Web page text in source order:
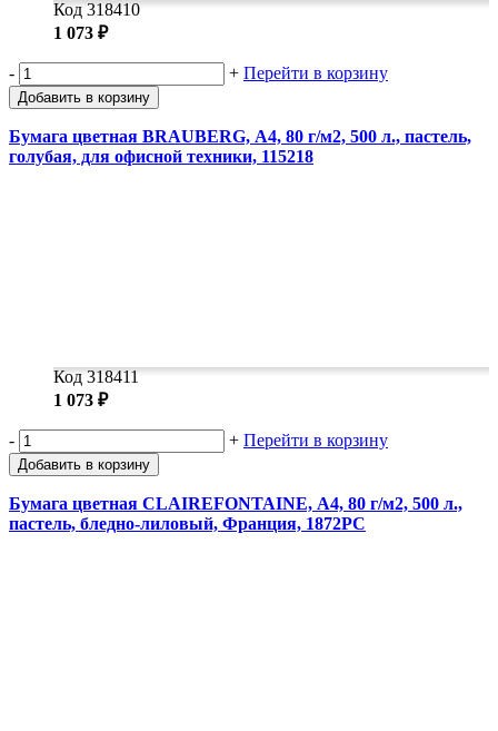
Код 318410
1 073 ₽
- + Перейти в корзину
Добавить в корзину
Бумага цветная BRAUBERG, А4, 80 г/м2, 500 л., пастель,
голубая, для офисной техники, 115218
Код 318411
1 073 ₽
- + Перейти в корзину
Добавить в корзину
Бумага цветная CLAIREFONTAINE, А4, 80 г/м2, 500 л.,
пастель, бледно-лиловый, Франция, 1872PC